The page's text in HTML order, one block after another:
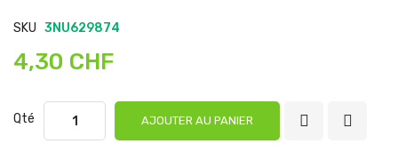
SKU 3NU629874
4,30 CHF
Qté AJOUTER AU PANIER